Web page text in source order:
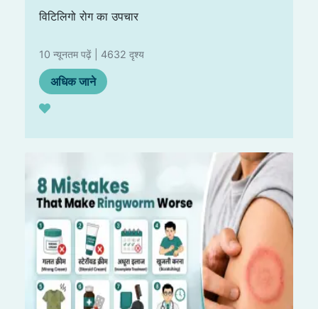
विटिलिगो रोग का उपचार
10 न्यूनतम पढ़ें | 4632 दृश्य
अधिक जाने